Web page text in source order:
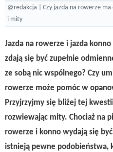
@redakcja | Czy jazda na rowerze ma
i mity
Jazda na rowerze i jazda
zdają się być zupełnie
ze sobą nic wspólnego? Czy
rowerze może pomóc w
Przyjrzyjmy się bliżej tej
rozwiewając mity. Chociaż na
rowerze i konno wydają się
istnieją pewne podobieństwa,